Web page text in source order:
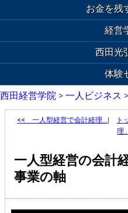
お金を残
経営
西田光
体験
西田経営学院 > 一人ビジネス >
<<一人型経営で会計経理… ト
理
一人型経営の会計
事業の軸